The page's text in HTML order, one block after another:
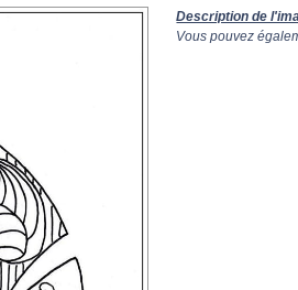
Description de
Vous pouvez